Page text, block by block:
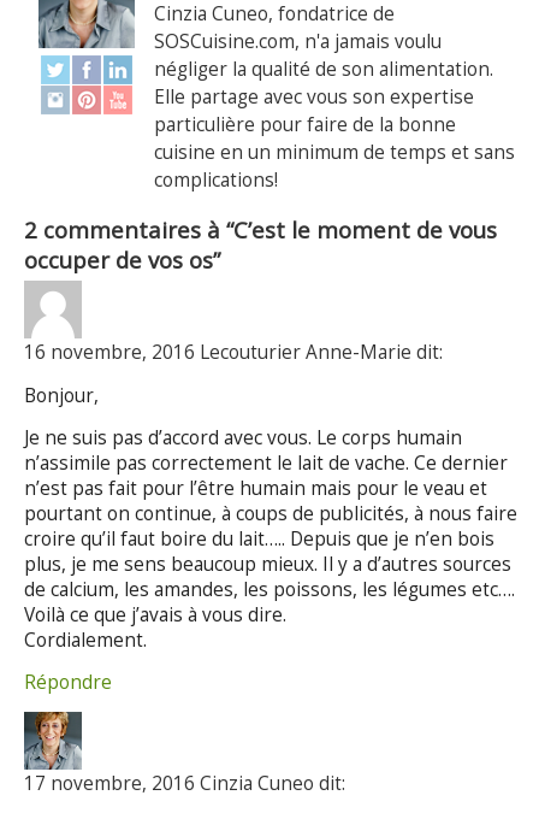
Cinzia Cuneo, fondatrice de
SOSCuisine.com, n'a jamais voulu
négliger la qualité de son alimentation.
Elle partage avec vous son expertise
particulière pour faire de la bonne
cuisine en un minimum de temps et sans
complications!
2 commentaires à “C’est le moment de vous
occuper de vos os”
16 novembre, 2016 Lecouturier Anne-Marie dit:
Bonjour,
Je ne suis pas d’accord avec vous. Le corps humain
n’assimile pas correctement le lait de vache. Ce dernier
n’est pas fait pour l’être humain mais pour le veau et
pourtant on continue, à coups de publicités, à nous faire
croire qu’il faut boire du lait….. Depuis que je n’en bois
plus, je me sens beaucoup mieux. Il y a d’autres sources
de calcium, les amandes, les poissons, les légumes etc….
Voilà ce que j’avais à vous dire.
Cordialement.
Répondre
17 novembre, 2016 Cinzia Cuneo dit: